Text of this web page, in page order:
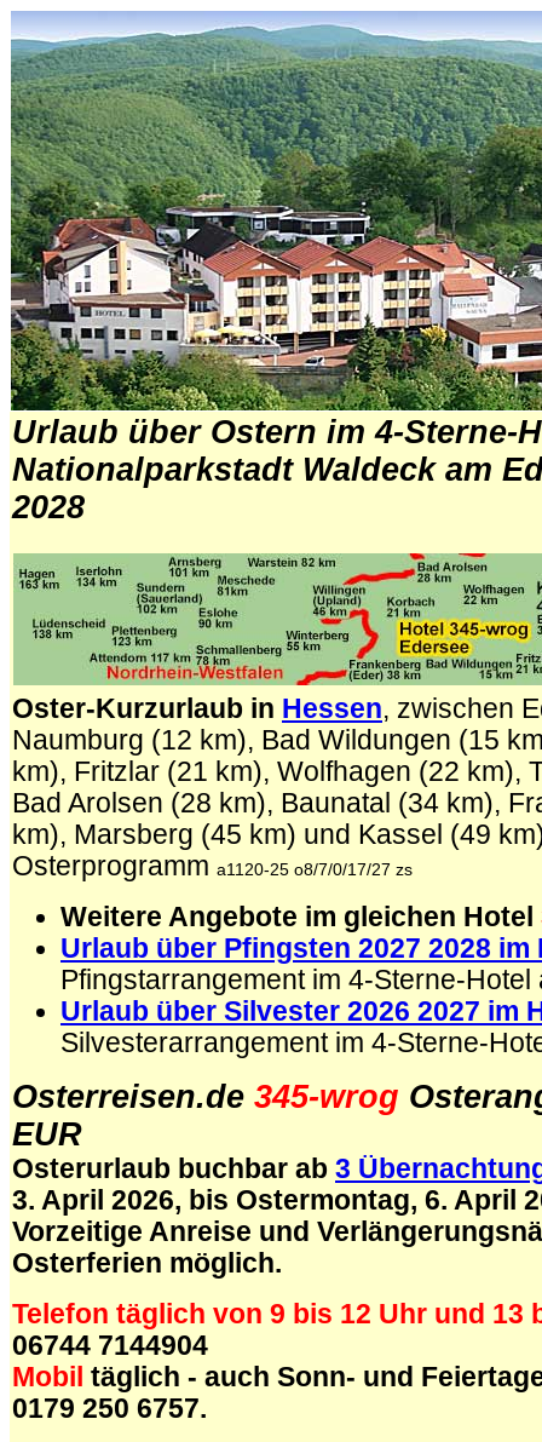
Urlaub über Ostern im 4-Sterne-
Nationalparkstadt Waldeck am
2028
Oster-Kurzurlaub in Hessen, zwischen
Naumburg (12 km), Bad Wildungen (15
km), Fritzlar (21 km), Wolfhagen (22 km),
Bad Arolsen (28 km), Baunatal (34 km),
km), Marsberg (45 km) und Kassel (49
Osterprogramm a1120-25 o8/7/0/17/27 zs
Weitere Angebote im gleichen Hotel
Urlaub über Pfingsten 2027 2028 im
Pfingstarrangement im 4-Sterne-Hotel
Urlaub über Silvester 2026 2027 im
Silvesterarrangement im 4-Sterne-
Osterreisen.de 345-wrog
EUR
Osterurlaub buchbar ab 3
3. April 2026, bis Ostermontag, 6. April
Vorzeitige Anreise und
Osterferien möglich.
Telefon täglich von 9 bis 12 Uhr und 13
06744 7144904
Mobil täglich - auch Sonn- und
0179 250 6757.